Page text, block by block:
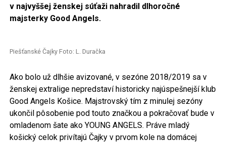
v najvyššej ženskej súťaži nahradil dlhoročné
majsterky Good Angels.
Piešťanské Čajky Foto: L. Duračka
Ako bolo už dlhšie avizované, v sezóne 2018/2019 sa v
ženskej extralige nepredstaví historicky najúspešnejší klub
Good Angels Košice. Majstrovský tím z minulej sezóny
ukončil pôsobenie pod touto značkou a pokračovať bude v
omladenom šate ako YOUNG ANGELS. Práve mladý
košický celok privítajú Čajky v prvom kole na domácej